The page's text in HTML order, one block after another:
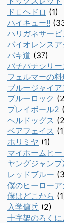
ドロヘドロ (1)
ハイキュー!!
ハリガネサービ
バイオレンスア
バキ道 (37)
バチバチシリー
フェルマーの料
ブルージャイア
ブルーロック
プレイボール2
ヘルドッグス
ベアフェイス
ホリミヤ (1)
マイホームヒー
ヤングジャン
レッドブルー
僕のヒーローア
僕はどこから
入学傭兵 (2)
十字架のろくに